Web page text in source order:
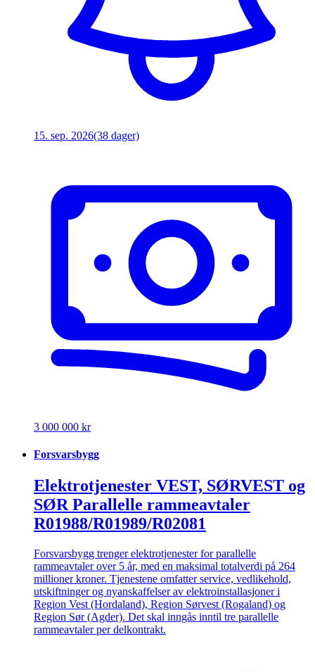
15. sep. 2026(38 dager)
3 000 000 kr
Forsvarsbygg
Elektrotjenester VEST, SØRVEST og
SØR Parallelle rammeavtaler
R01988/R01989/R02081
Forsvarsbygg trenger elektrotjenester for parallelle
rammeavtaler over 5 år, med en maksimal totalverdi på 264
millioner kroner. Tjenestene omfatter service, vedlikehold,
utskiftninger og nyanskaffelser av elektroinstallasjoner i
Region Vest (Hordaland), Region Sørvest (Rogaland) og
Region Sør (Agder). Det skal inngås inntil tre parallelle
rammeavtaler per delkontrakt.